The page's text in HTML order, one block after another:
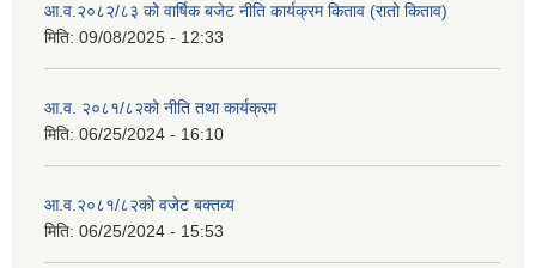
आ.व.२०८२/८३ को वार्षिक बजेट नीति कार्यक्रम किताव (रातो किताव)
मिति: 09/08/2025 - 12:33
आ.व. २०८१/८२को नीति तथा कार्यक्रम
मिति: 06/25/2024 - 16:10
आ.व.२०८१/८२को वजेट बक्तव्य
मिति: 06/25/2024 - 15:53